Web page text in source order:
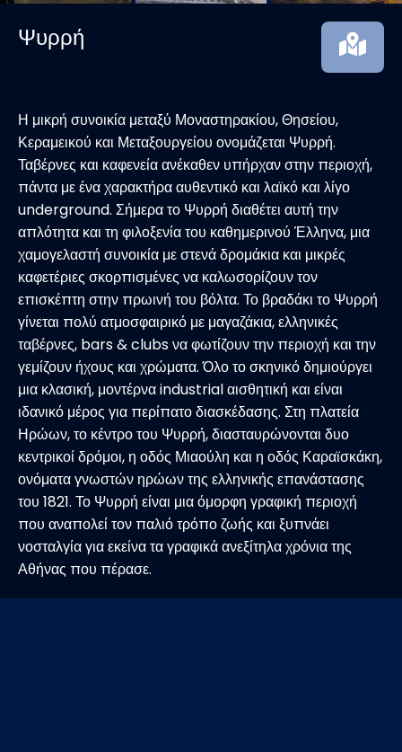
Ψυρρή
Η μικρή συνοικία μεταξύ Μοναστηρακίου, Θησείου,
Κεραμεικού και Μεταξουργείου ονομάζεται Ψυρρή.
Ταβέρνες και καφενεία ανέκαθεν υπήρχαν στην περιοχή,
πάντα με ένα χαρακτήρα αυθεντικό και λαϊκό και λίγο
underground. Σήμερα το Ψυρρή διαθέτει αυτή την
απλότητα και τη φιλοξενία του καθημερινού Έλληνα, μια
χαμογελαστή συνοικία με στενά δρομάκια και μικρές
καφετέριες σκορπισμένες να καλωσορίζουν τον
επισκέπτη στην πρωινή του βόλτα. Το βραδάκι το Ψυρρή
γίνεται πολύ ατμοσφαιρικό με μαγαζάκια, ελληνικές
ταβέρνες, bars & clubs να φωτίζουν την περιοχή και την
γεμίζουν ήχους και χρώματα. Όλο το σκηνικό δημιούργει
μια κλασική, μοντέρνα industrial αισθητική και είναι
ιδανικό μέρος για περίπατο διασκέδασης. Στη πλατεία
Ηρώων, το κέντρο του Ψυρρή, διασταυρώνονται δυο
κεντρικοί δρόμοι, η οδός Μιαούλη και η οδός Καραϊσκάκη,
ονόματα γνωστών ηρώων της ελληνικής επανάστασης
του 1821. Το Ψυρρή είναι μια όμορφη γραφική περιοχή
που αναπολεί τον παλιό τρόπο ζωής και ξυπνάει
νοσταλγία για εκείνα τα γραφικά ανεξίτηλα χρόνια της
Αθήνας που πέρασε.